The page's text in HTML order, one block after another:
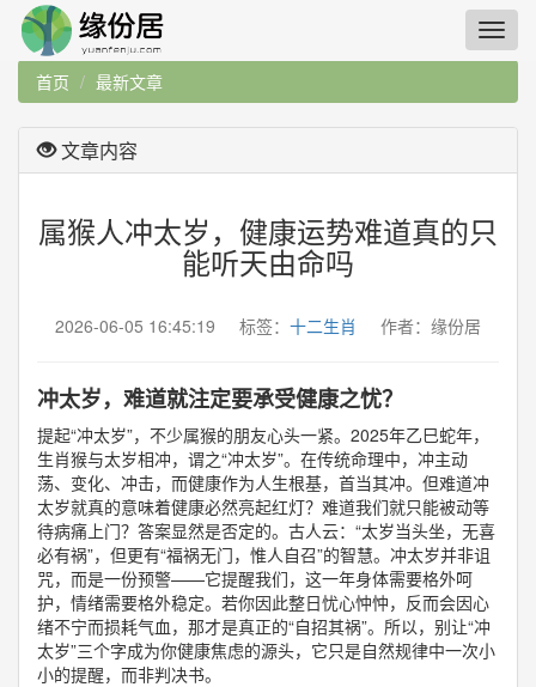
首页 最新文章
文章内容
属猴人冲太岁，健康运势难道真的只
能听天由命吗
2026-06-05 16:45:19 标签： 十二生肖 作者：缘份居
冲太岁，难道就注定要承受健康之忧？
提起“冲太岁”，不少属猴的朋友心头一紧。2025年乙巳蛇年，
生肖猴与太岁相冲，谓之“冲太岁”。在传统命理中，冲主动
荡、变化、冲击，而健康作为人生根基，首当其冲。但难道冲
太岁就真的意味着健康必然亮起红灯？难道我们就只能被动等
待病痛上门？答案显然是否定的。古人云：“太岁当头坐，无喜
必有祸”，但更有“福祸无门，惟人自召”的智慧。冲太岁并非诅
咒，而是一份预警——它提醒我们，这一年身体需要格外呵
护，情绪需要格外稳定。若你因此整日忧心忡忡，反而会因心
绪不宁而损耗气血，那才是真正的“自招其祸”。所以，别让“冲
太岁”三个字成为你健康焦虑的源头，它只是自然规律中一次小
小的提醒，而非判决书。